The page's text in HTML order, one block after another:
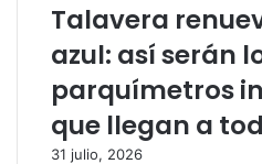
Talavera
azul: así serán
parquímetros
que llegan a
31 julio, 2026